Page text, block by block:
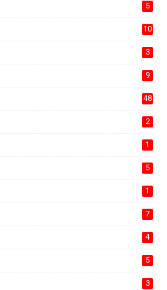
5
10
3
9
48
2
1
5
1
7
4
5
3